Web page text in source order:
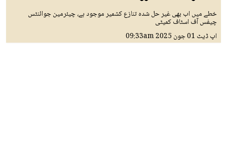
خطے میں اب بھی غیر حل شدہ تنازع کشمیر موجود ہے، چیئرمین جوائنٹس
چیفس آف اسٹاف کمیٹی
اپ ڈیٹ 01 جون 2025 09:33am